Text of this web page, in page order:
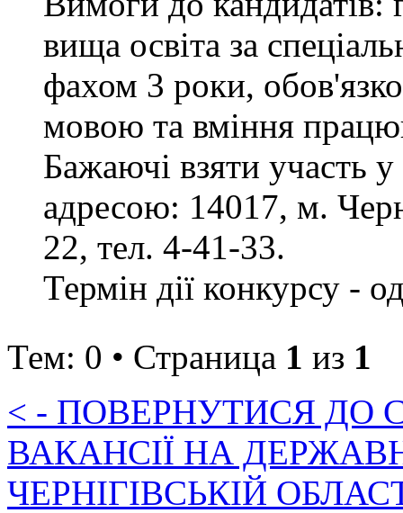
вища освіта за
фахом 3 роки,
мовою та вміння
Бажаючі взяти участь
адресою: 14017, м.
22, тел. 4-41-33.
Термін дії конкурсу -
Тем: 0 • Страница 1 из 1
< - ПОВЕРНУТИСЯ ДО
ВАКАНСІЇ НА
ЧЕРНІГІВСЬКІЙ